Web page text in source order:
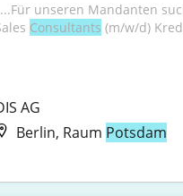
unseren Mandanten
Consultants (m/w/d)
AG
Berlin, Raum Potsdam